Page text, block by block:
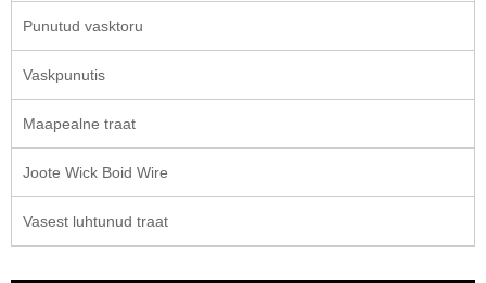
Punutud vasktoru
Vaskpunutis
Maapealne traat
Joote Wick Boid Wire
Vasest luhtunud traat